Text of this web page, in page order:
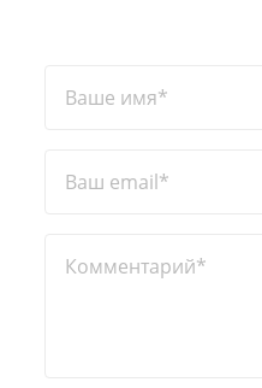
Ваше имя*
Ваш email*
Комментарий*